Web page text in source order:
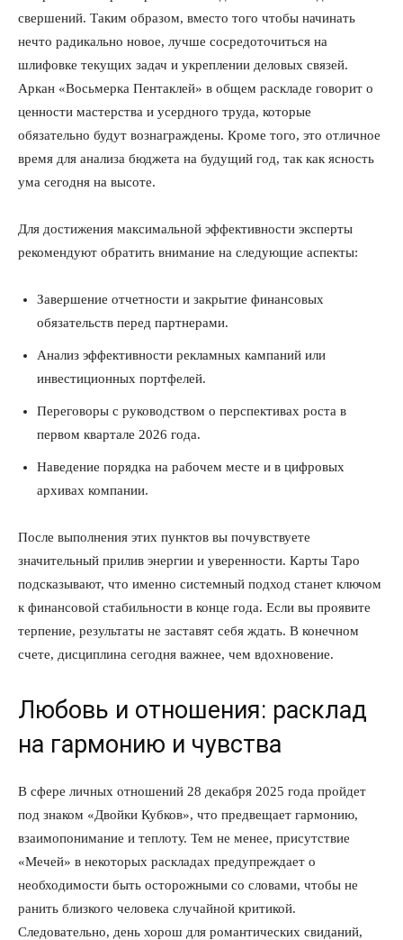
свершений. Таким образом, вместо того чтобы начинать
нечто радикально новое, лучше сосредоточиться на
шлифовке текущих задач и укреплении деловых связей.
Аркан «Восьмерка Пентаклей» в общем раскладе говорит о
ценности мастерства и усердного труда, которые
обязательно будут вознаграждены. Кроме того, это отличное
время для анализа бюджета на будущий год, так как ясность
ума сегодня на высоте.
Для достижения максимальной эффективности эксперты
рекомендуют обратить внимание на следующие аспекты:
Завершение отчетности и закрытие финансовых
обязательств перед партнерами.
Анализ эффективности рекламных кампаний или
инвестиционных портфелей.
Переговоры с руководством о перспективах роста в
первом квартале 2026 года.
Наведение порядка на рабочем месте и в цифровых
архивах компании.
После выполнения этих пунктов вы почувствуете
значительный прилив энергии и уверенности. Карты Таро
подсказывают, что именно системный подход станет ключом
к финансовой стабильности в конце года. Если вы проявите
терпение, результаты не заставят себя ждать. В конечном
счете, дисциплина сегодня важнее, чем вдохновение.
Любовь и отношения: расклад
на гармонию и чувства
В сфере личных отношений 28 декабря 2025 года пройдет
под знаком «Двойки Кубков», что предвещает гармонию,
взаимопонимание и теплоту. Тем не менее, присутствие
«Мечей» в некоторых раскладах предупреждает о
необходимости быть осторожными со словами, чтобы не
ранить близкого человека случайной критикой.
Следовательно, день хорош для романтических свиданий,